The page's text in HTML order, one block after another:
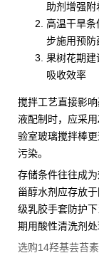
助剂增强附
高温干旱条
步施用预防
果树花期建
吸收效率
搅拌工艺直接影
液配制时，应采
验室玻璃搅拌棒
污染。
存储条件往往成
甾醇水剂应存放
级乳胶手套防护
期用酸性清洗剂处
选购14羟基芸苔